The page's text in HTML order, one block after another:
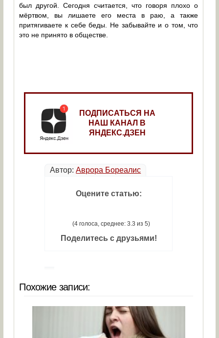
был другой. Сегодня считается, что говоря плохо о
мёртвом, вы лишаете его места в раю, а также
притягиваете к себе беды. Не забывайте и о том, что
это не принято в обществе.
ПОДПИСАТЬСЯ НА
НАШ КАНАЛ В
ЯНДЕКС.ДЗЕН
Автор:Аврора Бореалис
Оцените статью:
(4 голоса, среднее: 3.3 из 5)
Поделитесь с друзьями!
Похожие записи: